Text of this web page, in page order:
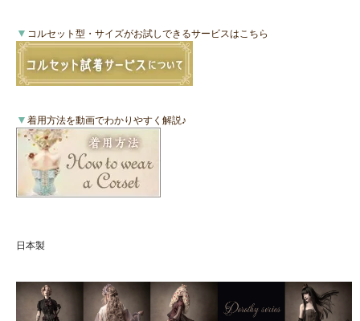
▼ コルセット型・サイズがお試しできるサービスはこちら
▼ 着用方法を動画でわかりやすく解説♪
日本製